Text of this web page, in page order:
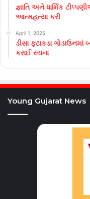
જ્ઞાતિ અને ધાર્મિક
આત્મહત્યા કરી
April 1, 2025
ડીસા ફટાકડા
કરાઈ રચના
Young Gujarat News